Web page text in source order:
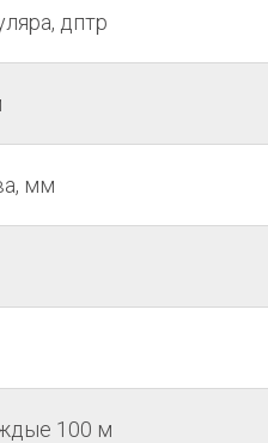
дптр
мм
100 м